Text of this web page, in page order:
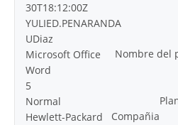
30T18:12:00Z
YULIED.PENARANDA
UDiaz
Nombre del
Microsoft Office
Word
5
Normal
Compañia
Hewlett-Packard